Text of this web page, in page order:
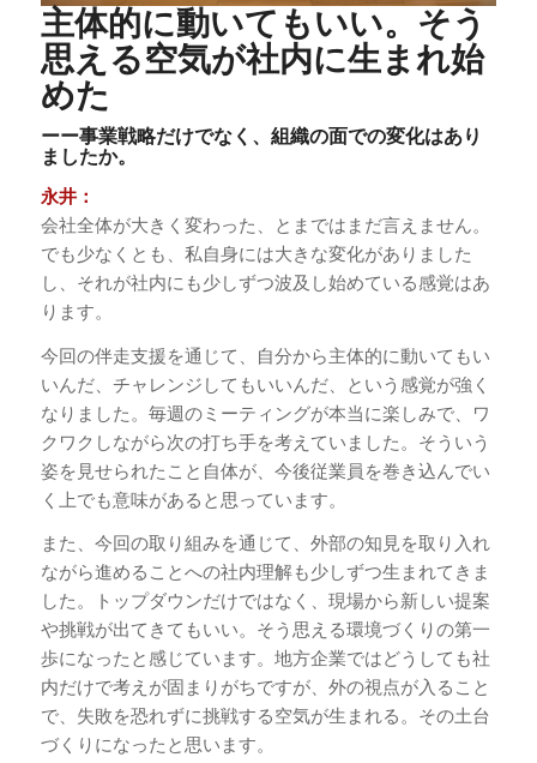
主体的に動いてもいい。そう
思える空気が社内に生まれ始
めた
ーー事業戦略だけでなく、組織の面での変化はあり
ましたか。
永井：
会社全体が大きく変わった、とまではまだ言えません。
でも少なくとも、私自身には大きな変化がありました
し、それが社内にも少しずつ波及し始めている感覚はあ
ります。
今回の伴走支援を通じて、自分から主体的に動いてもい
いんだ、チャレンジしてもいいんだ、という感覚が強く
なりました。毎週のミーティングが本当に楽しみで、ワ
クワクしながら次の打ち手を考えていました。そういう
姿を見せられたこと自体が、今後従業員を巻き込んでい
く上でも意味があると思っています。
また、今回の取り組みを通じて、外部の知見を取り入れ
ながら進めることへの社内理解も少しずつ生まれてきま
した。トップダウンだけではなく、現場から新しい提案
や挑戦が出てきてもいい。そう思える環境づくりの第一
歩になったと感じています。地方企業ではどうしても社
内だけで考えが固まりがちですが、外の視点が入ること
で、失敗を恐れずに挑戦する空気が生まれる。その土台
づくりになったと思います。